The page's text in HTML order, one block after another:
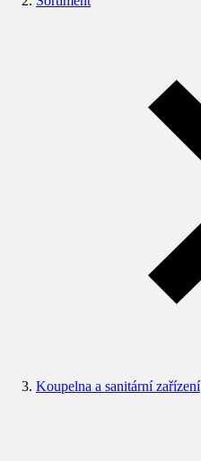
Koupelna a sanitární zařízení